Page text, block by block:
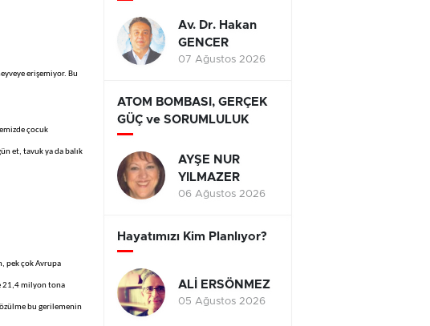
erişemiyor. Bu
çocuk
et, tavuk ya da balık
pek çok Avrupa
21,4 milyon tona
bu gerilemenin
Av. Dr. Hakan
GENCER
07 Ağustos 2026
ATOM BOMBASI, GERÇEK
GÜÇ ve SORUMLULUK
AYŞE NUR
YILMAZER
06 Ağustos 2026
Hayatımızı Kim Planlıyor?
ALİ ERSÖNMEZ
05 Ağustos 2026